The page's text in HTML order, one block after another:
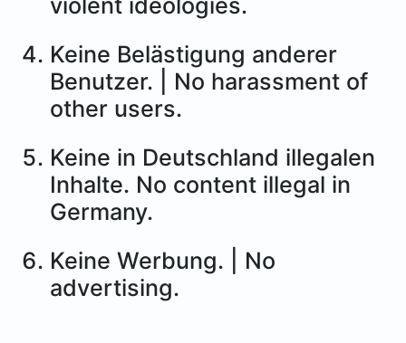
Keine Belästigung anderer
Benutzer. | No harassment of
other users.
Keine in Deutschland illegalen
Inhalte. No content illegal in
Germany.
Keine Werbung. | No
advertising.